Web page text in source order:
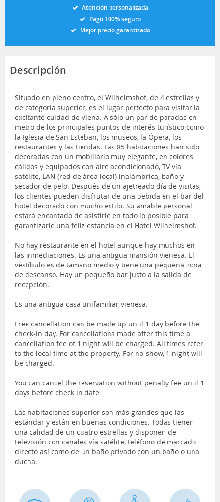
Atención personalizada
Pago 100% seguro
Mejor precio garantizado
Descripción
Situado en pleno centro, el Wilhelmshof, de 4 estrellas y
de categoría superior, es el lugar perfecto para visitar la
excitante cuidad de Viena. A sólo un par de paradas en
metro de los principales puntos de interés turístico como
la Iglesia de San Esteban, los museos, la Ópera, los
restaurantes y las tiendas. Las 85 habitaciones han sido
decoradas con un mobiliario muy elegante, en colores
cálidos y equipados con aire acondicionado, TV vía
satélite, LAN (red de área local) inalámbrica, baño y
secador de pelo. Después de un ajetreado día de visitas,
los clientes pueden disfrutar de una bebida en el bar del
hotel decorado con mucho estilo. Su amable personal
estará encantado de asistirle en todo lo posible para
garantizarle una feliz estancia en el Hotel Wilhelmshof.
No hay restaurante en el hotel aunque hay muchos en
las inmediaciones. Es una antigua mansión vienesa. El
vestíbulo es de tamaño medio y tiene una pequeña zona
de descanso. Hay un pequeño bar justo a la salida de
recepción.
Es una antigua casa unifamiliar vienesa.
Free cancellation can be made up until 1 day before the
check-in day. For cancellations made after this time a
cancellation fee of 1 night will be charged. All times refer
to the local time at the property. For no-show, 1 night will
be charged.
You can cancel the reservation without penalty fee until 1
days before check in date
Las habitaciones superior son más grandes que las
estándar y están en buenas condiciones. Todas tienen
una calidad de un cuatro estrellas y disponen de
televisión con canales vía satélite, teléfono de marcado
directo así como de un baño privado con un baño o una
ducha.